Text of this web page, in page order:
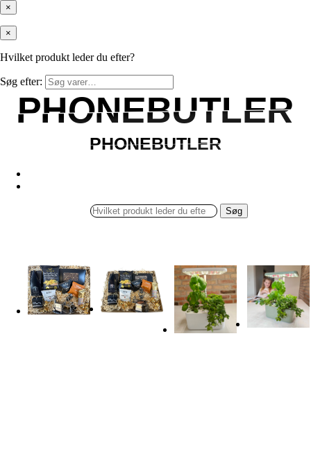
×
×
Hvilket produkt leder du efter?
Søg efter:
PHONEBUTLER
PHONEBUTLER
PHONEBUTLER
PHONEBUTLER
Søg